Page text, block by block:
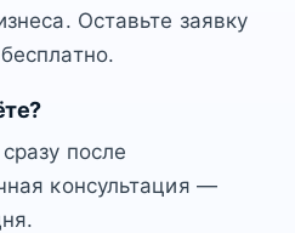
Оставьте заявку
после
консультация —